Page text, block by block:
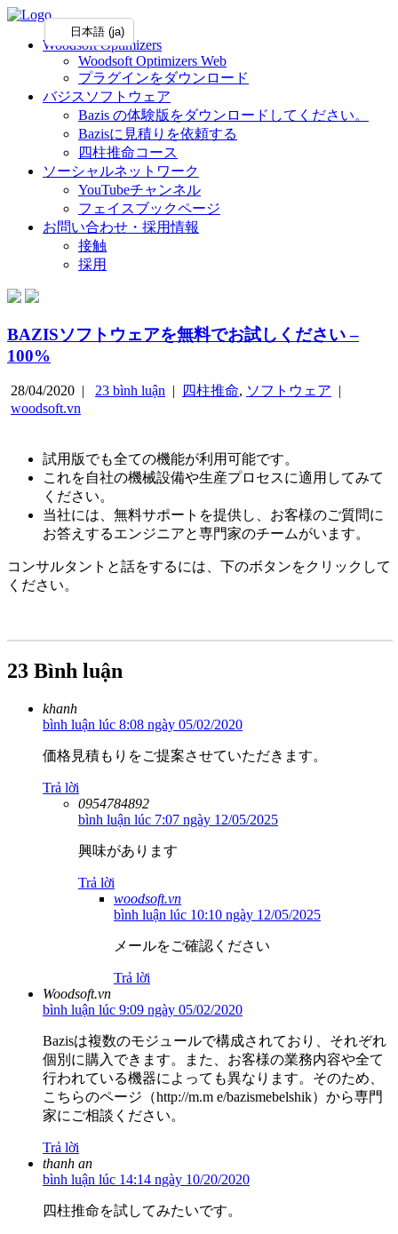
Woodsoft Optimizers
Woodsoft Optimizers Web
プラグインをダウンロード
バジスソフトウェア
Bazis の体験版をダウンロードしてください。
Bazisに見積りを依頼する
四柱推命コース
ソーシャルネットワーク
YouTubeチャンネル
フェイスブックページ
お問い合わせ・採用情報
接触
採用
BAZISソフトウェアを無料でお試しください –
100%
28/04/2020 | 23 bình luận | 四柱推命, ソフトウェア |
woodsoft.vn
試用版でも全ての機能が利用可能です。
これを自社の機械設備や生産プロセスに適用してみて
ください。
当社には、無料サポートを提供し、お客様のご質問に
お答えするエンジニアと専門家のチームがいます。
コンサルタントと話をするには、下のボタンをクリックして
ください。
23 Bình luận
khanh
bình luận lúc 8:08 ngày 05/02/2020
価格見積もりをご提案させていただきます。
Trả lời
0954784892
bình luận lúc 7:07 ngày 12/05/2025
興味があります
Trả lời
woodsoft.vn
bình luận lúc 10:10 ngày 12/05/2025
メールをご確認ください
Trả lời
Woodsoft.vn
bình luận lúc 9:09 ngày 05/02/2020
Bazisは複数のモジュールで構成されており、それぞれ
個別に購入できます。また、お客様の業務内容や全て
行われている機器によっても異なります。そのため、
こちらのページ（http://m.m e/bazismebelshik）から専門
家にご相談ください。
Trả lời
thanh an
bình luận lúc 14:14 ngày 10/20/2020
四柱推命を試してみたいです。
日本語 (ja)